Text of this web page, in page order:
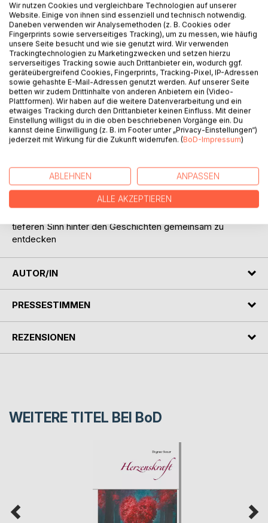
Auf die Merkliste
Titel bewerten
BESCHREIBUNG
Weisheitsgeschichten zusammengetragen. Diese
Sammlung von über 60 Geschichten verspricht
Unterhaltung, Hilfe und Ratgeber im Alltag. Sie sind auch für
tieferen Sinn hinter den Geschichten gemeinsam zu
entdecken
AUTOR/IN
PRESSESTIMMEN
REZENSIONEN
WEITERE TITEL BEI BoD
Wir nutzen Cookies und vergleichbare Technologien auf unserer
Website. Einige von ihnen sind essenziell und technisch notwendig.
Daneben verwenden wir Analysemethoden (z. B. Cookies oder
Fingerprints sowie serverseitiges Tracking), um zu messen, wie häufig
unsere Seite besucht und wie sie genutzt wird. Wir verwenden
Trackingtechnologien zu Marketingzwecken und setzen hierzu
serverseitiges Tracking sowie auch Drittanbieter ein, wodurch ggf.
geräteübergreifend Cookies, Fingerprints, Tracking-Pixel, IP-Adressen
sowie gehashte E-Mail-Adressen genutzt werden. Auf unserer Seite
betten wir zudem Drittinhalte von anderen Anbietern ein (Video-
Plattformen). Wir haben auf die weitere Datenverarbeitung und ein
etwaiges Tracking durch den Drittanbieter keinen Einfluss. Mit deiner
Einstellung willigst du in die oben beschriebenen Vorgänge ein. Du
kannst deine Einwilligung (z. B. im Footer unter „Privacy-Einstellungen“)
jederzeit mit Wirkung für die Zukunft widerrufen. (BoD-Impressum)
ABLEHNEN ANPASSEN
ALLE AKZEPTIEREN